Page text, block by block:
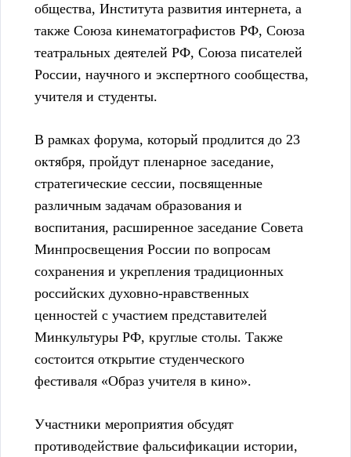
общества, Института развития интернета, а
также Союза кинематографистов РФ, Союза
театральных деятелей РФ, Союза писателей
России, научного и экспертного сообщества,
учителя и студенты.
В рамках форума, который продлится до 23
октября, пройдут пленарное заседание,
стратегические сессии, посвященные
различным задачам образования и
воспитания, расширенное заседание Совета
Минпросвещения России по вопросам
сохранения и укрепления традиционных
российских духовно-нравственных
ценностей с участием представителей
Минкультуры РФ, круглые столы. Также
состоится открытие студенческого
фестиваля «Образ учителя в кино».
Участники мероприятия обсудят
противодействие фальсификации истории,